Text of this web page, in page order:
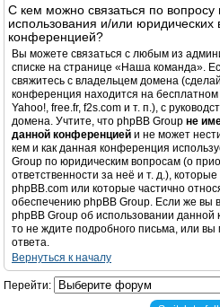
С кем можно связаться по вопросу
использования и/или юридических
конференцией?
Вы можете связаться с любым из
списке на странице «Наша команда».
свяжитесь с владельцем домена
конференция находится на
Yahoo!, free.fr, f2s.com и т. п.), с
домена. Учтите, что phpBB Group не
данной конференцией и не может
кем и как данная конференция
Group по юридическим вопросам (о
ответственности за неё и т. д.), которые
phpBB.com или которые частично
обеспечению phpBB Group. Если же вы
phpBB Group об использовании данной
то не ждите подробного письма, или
ответа.
Вернуться к началу
Перейти: